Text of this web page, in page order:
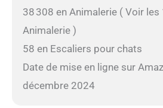
38 308 en Animalerie ( Voir
Animalerie )
58 en Escaliers pour chats
Date de mise en ligne sur
décembre 2024